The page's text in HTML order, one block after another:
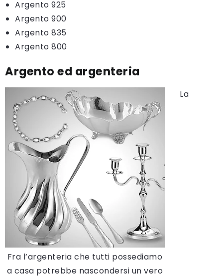
Argento 925
Argento 900
Argento 835
Argento 800
Argento ed argenteria
Fra l’argenteria che tutti possediamo
a casa potrebbe nascondersi un vero
La